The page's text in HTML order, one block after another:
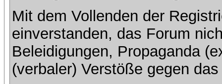
Mit dem Vollenden der
einverstanden, das Forum
Beleidigungen, Propaganda
(verbaler) Verstöße gegen